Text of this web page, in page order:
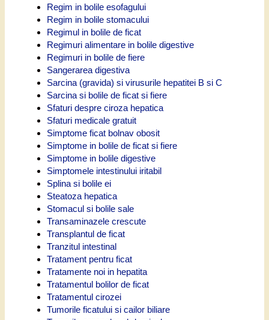
Regim in bolile esofagului
Regim in bolile stomacului
Regimul in bolile de ficat
Regimuri alimentare in bolile digestive
Regimuri in bolile de fiere
Sangerarea digestiva
Sarcina (gravida) si virusurile hepatitei B si C
Sarcina si bolile de ficat si fiere
Sfaturi despre ciroza hepatica
Sfaturi medicale gratuit
Simptome ficat bolnav obosit
Simptome in bolile de ficat si fiere
Simptome in bolile digestive
Simptomele intestinului iritabil
Splina si bolile ei
Steatoza hepatica
Stomacul si bolile sale
Transaminazele crescute
Transplantul de ficat
Tranzitul intestinal
Tratament pentru ficat
Tratamente noi in hepatita
Tratamentul bolilor de ficat
Tratamentul cirozei
Tumorile ficatului si cailor biliare